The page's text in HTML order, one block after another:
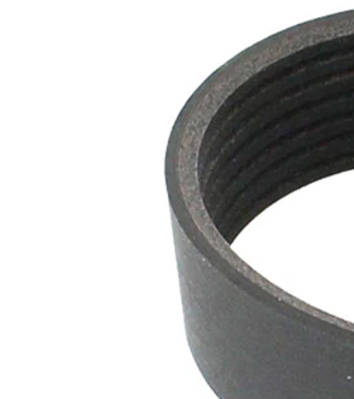
Hodnota
2415 mm
24,92 mm
Barva
černá
Počet
žeber
7
SVHC
SVHC
substance
Materiál
řemene
EPDM
(Ethylen-
Propylen-